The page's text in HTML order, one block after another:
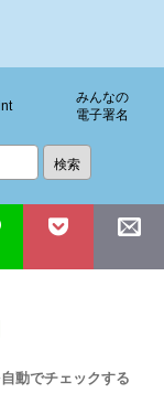
みんなの
電子署名
動でチェックする